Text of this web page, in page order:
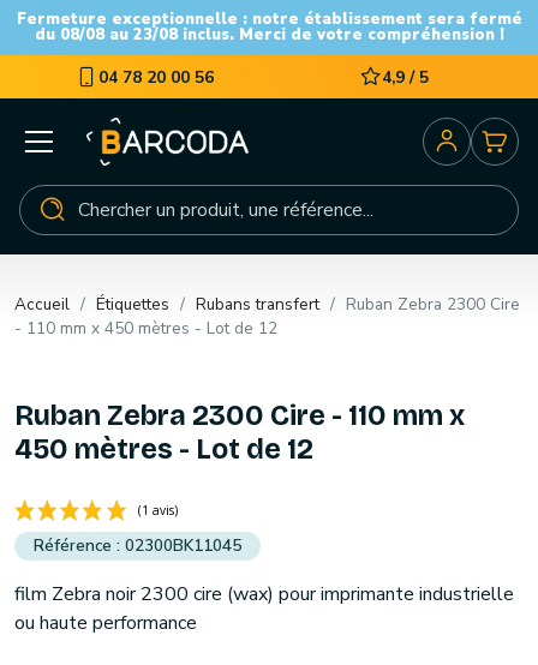
Fermeture exceptionnelle : notre établissement sera fermé
du 08/08 au 23/08 inclus. Merci de votre compréhension !
04 78 20 00 56 4,9 / 5
Accueil Étiquettes Rubans transfert
Ruban Zebra 2300 Cire
- 110 mm x 450 mètres - Lot de 12
Ruban Zebra 2300 Cire - 110 mm x
450 mètres - Lot de 12
(1 avis)
02300BK11045
film Zebra noir 2300 cire (wax) pour imprimante industrielle
ou haute performance